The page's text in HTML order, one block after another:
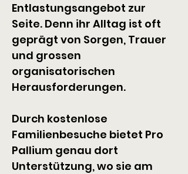
Entlastungsangebot zur
Seite. Denn ihr Alltag ist oft
geprägt von Sorgen, Trauer
und grossen
organisatorischen
Herausforderungen.
Durch kostenlose
Familienbesuche bietet Pro
Pallium genau dort
Unterstützung, wo sie am